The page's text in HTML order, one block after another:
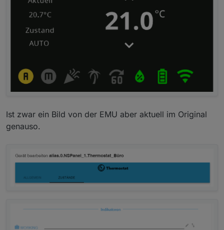
Ist zwar ein Bild von der EMU aber aktuell im Original
genauso.